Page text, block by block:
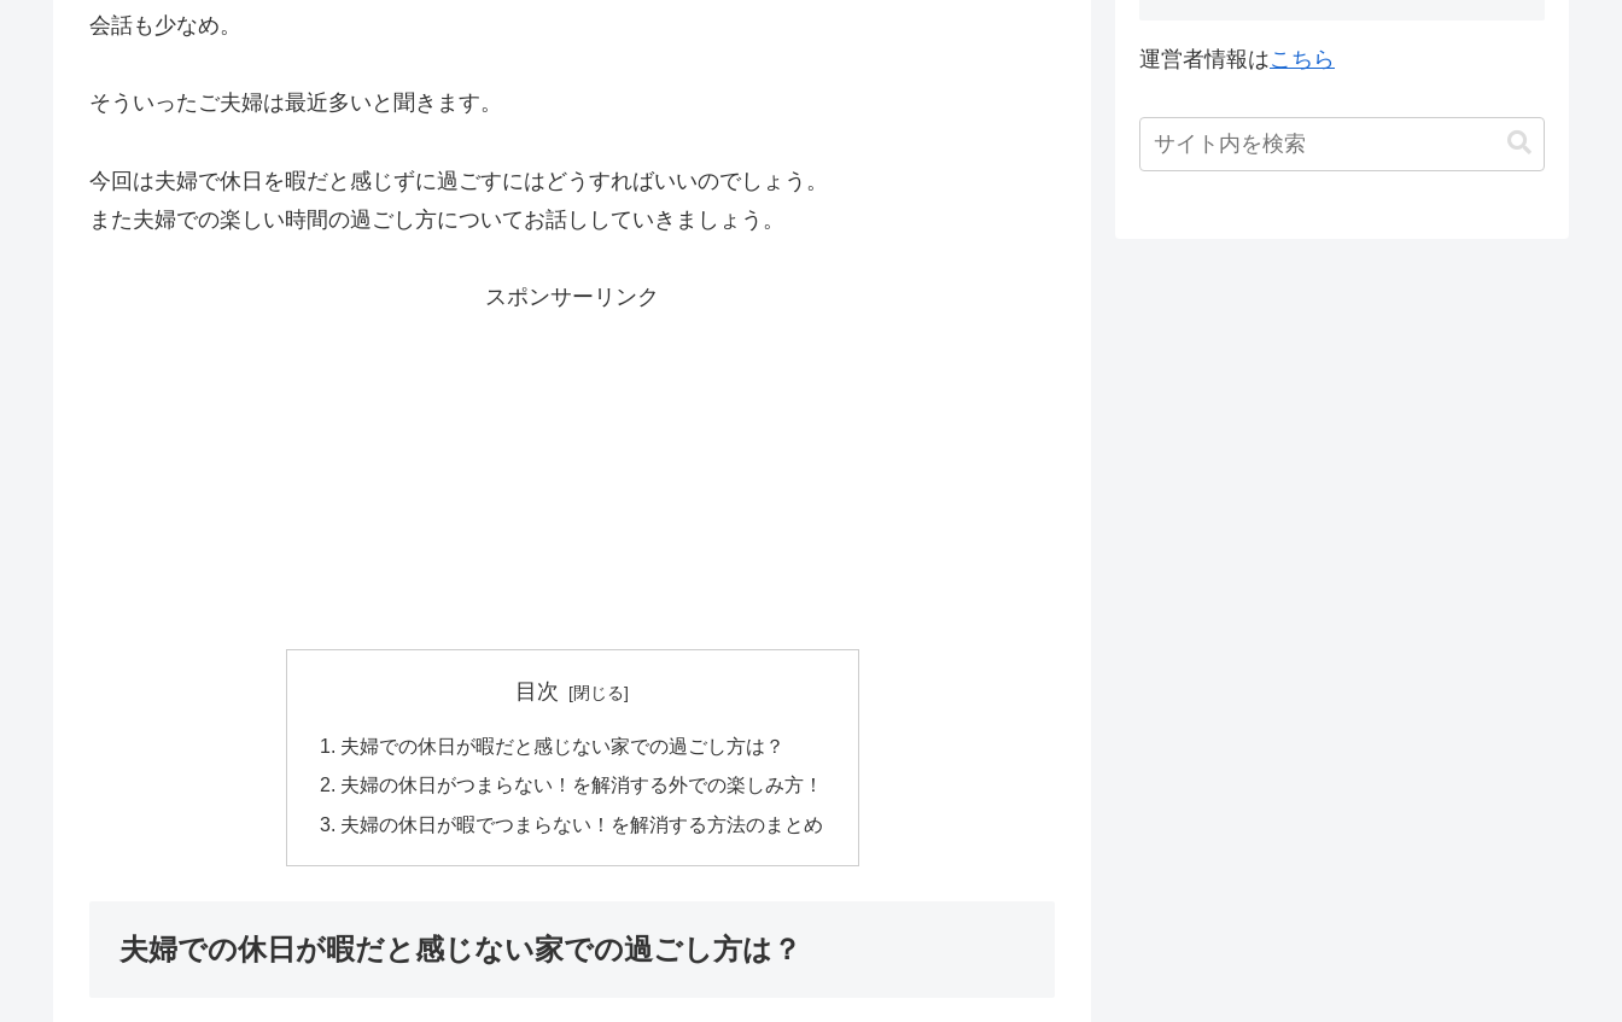
会話も少なめ。
そういったご夫婦は最近多いと聞きます。
今回は夫婦で休日を暇だと感じずに過ごすにはどうすればいいのでしょう。
また夫婦での楽しい時間の過ごし方についてお話ししていきましょう。
スポンサーリンク
目次
夫婦での休日が暇だと感じない家での過ごし方は？
夫婦の休日がつまらない！を解消する外での楽しみ方！
夫婦の休日が暇でつまらない！を解消する方法のまとめ
夫婦での休日が暇だと感じない家での過ごし方は？
運営者情報はこちら